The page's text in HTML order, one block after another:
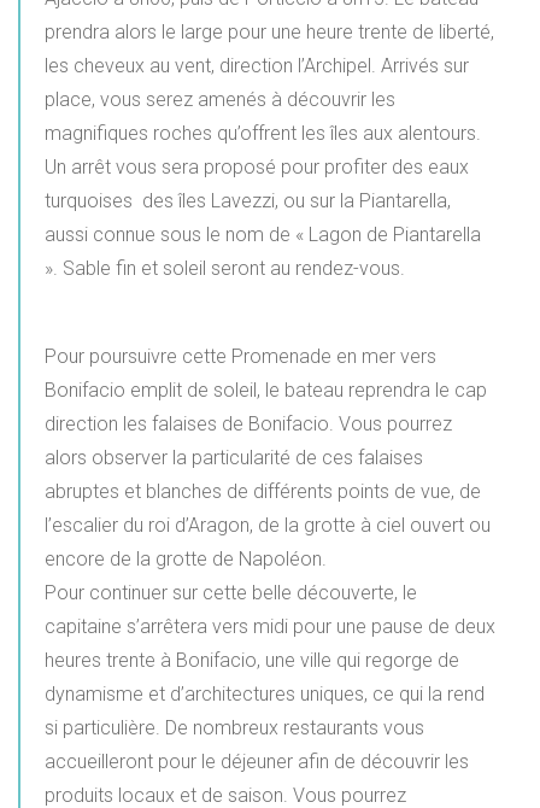
prendra alors le large pour une heure trente de liberté,
les cheveux au vent, direction l’Archipel. Arrivés sur
place, vous serez amenés à découvrir les
magnifiques roches qu’offrent les îles aux alentours.
Un arrêt vous sera proposé pour profiter des eaux
turquoises des îles Lavezzi, ou sur la Piantarella,
aussi connue sous le nom de « Lagon de Piantarella
». Sable fin et soleil seront au rendez-vous.
Pour poursuivre cette Promenade en mer vers
Bonifacio emplit de soleil, le bateau reprendra le cap
direction les falaises de Bonifacio. Vous pourrez
alors observer la particularité de ces falaises
abruptes et blanches de différents points de vue, de
l’escalier du roi d’Aragon, de la grotte à ciel ouvert ou
encore de la grotte de Napoléon.
Pour continuer sur cette belle découverte, le
capitaine s’arrêtera vers midi pour une pause de deux
heures trente à Bonifacio, une ville qui regorge de
dynamisme et d’architectures uniques, ce qui la rend
si particulière. De nombreux restaurants vous
accueilleront pour le déjeuner afin de découvrir les
produits locaux et de saison. Vous pourrez